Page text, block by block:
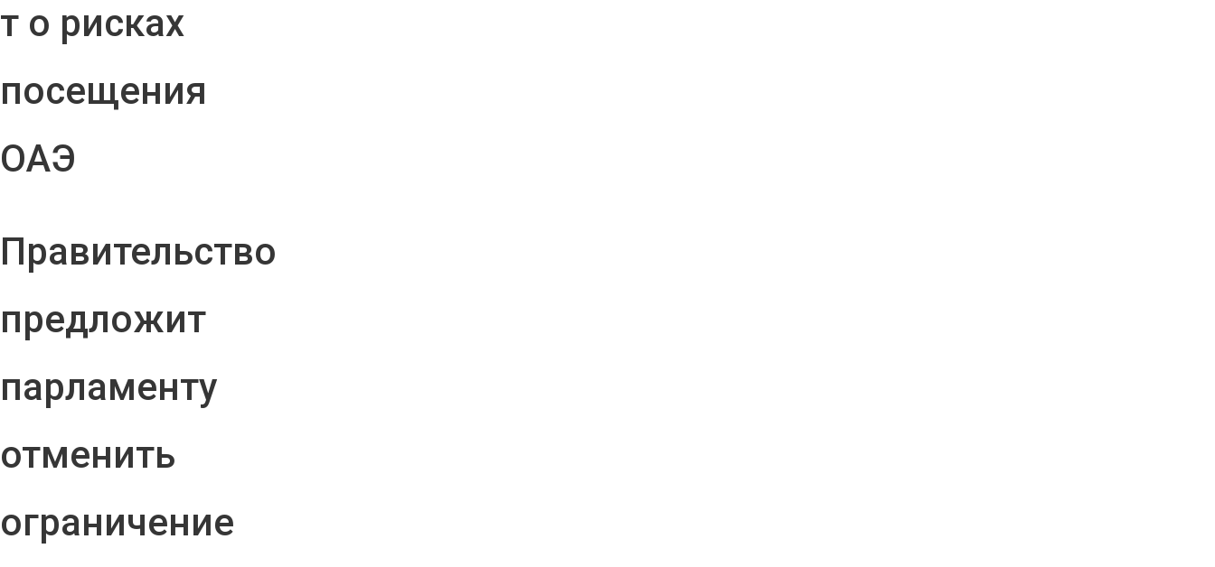
т о рисках
посещения
ОАЭ
Правительство
предложит
парламенту
отменить
ограничение